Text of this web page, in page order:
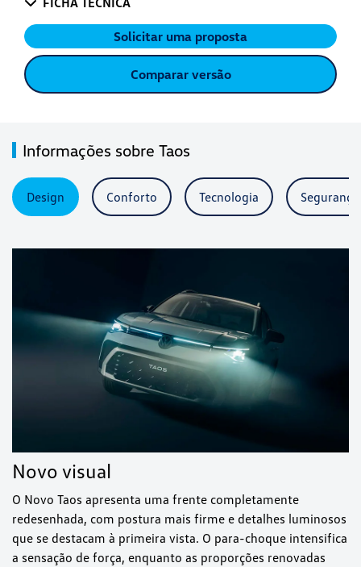
Solicitar uma proposta
Comparar versão
Informações sobre Taos
Design Conforto Tecnologia Segurança
Novo visual
O Novo Taos apresenta uma frente completamente
redesenhada, com postura mais firme e detalhes luminosos
que se destacam à primeira vista. O para-choque intensifica
a sensação de força, enquanto as proporções renovadas